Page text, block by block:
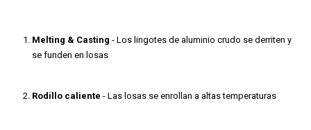
Melting & Casting - Los lingotes de aluminio crudo se derriten y
se funden en losas
Rodillo caliente - Las losas se enrollan a altas temperaturas